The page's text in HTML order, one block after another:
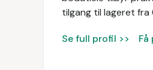
tilgang til lageret
Se full profil >> Få